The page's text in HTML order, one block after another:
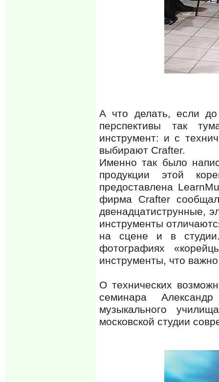
А что делать, если
перспективы так
инструмент: и с
выбирают Crafter.
Именно так было
продукции этой
предоставлена
фирма Crafter
двенадцатиструнные,
инструменты
на сцене и в
фотографиях
инструменты, что
О технических
семинара Александр
музыкального
московской студии